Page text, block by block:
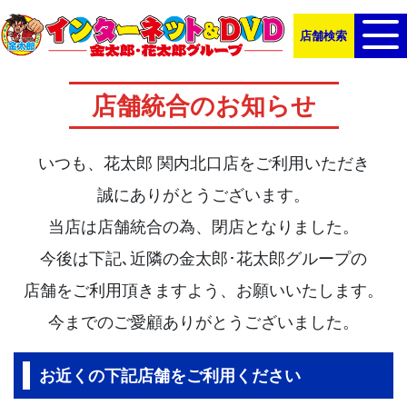
店舗検索
店舗統合のお知らせ
いつも、花太郎 関内北口店をご利用いただき
誠にありがとうございます。
当店は店舗統合の為、閉店となりました。
今後は下記､近隣の金太郎･花太郎グループの
店舗をご利用頂きますよう、お願いいたします。
今までのご愛顧ありがとうございました。
お近くの下記店舗をご利用ください